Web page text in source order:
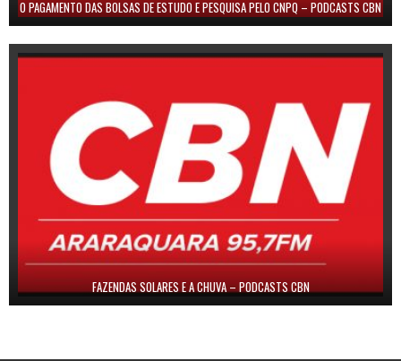
O PAGAMENTO DAS BOLSAS DE ESTUDO E PESQUISA PELO CNPQ – PODCASTS CBN
FAZENDAS SOLARES E A CHUVA – PODCASTS CBN